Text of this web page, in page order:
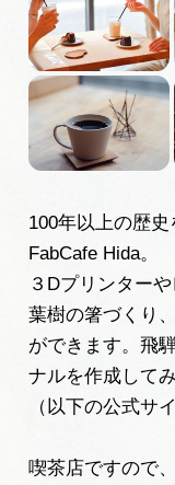
旅の予約
アクセス
インフォメ
ぎふ旅レポ
早わかり岐阜
買い物・お
体験予約サ
100年以上の歴
FabCafe Hida。
３Dプリンター
葉樹の箸づくり
ができます。飛
ナルを作成して
（以下の公式サ
喫茶店ですので